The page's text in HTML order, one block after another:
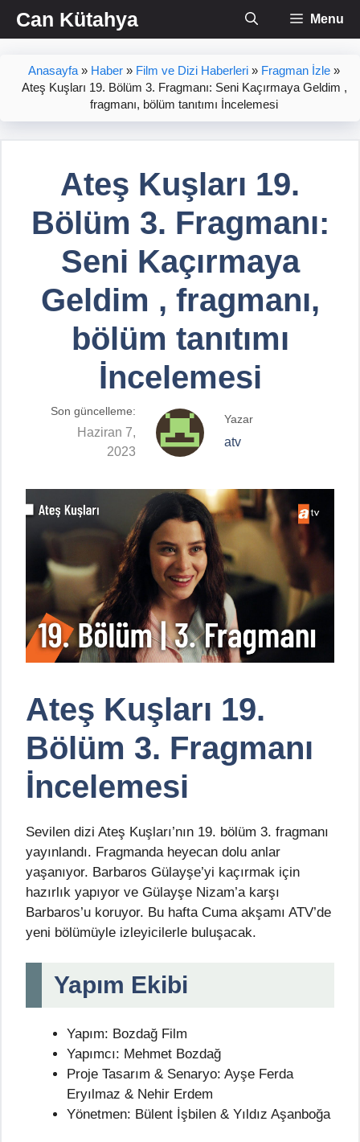
İçeriğe
atlaCan Kütahya Menu
Anasayfa » Haber » Film ve Dizi Haberleri » Fragman İzle »
Ateş Kuşları 19. Bölüm 3. Fragmanı: Seni Kaçırmaya Geldim ,
fragmanı, bölüm tanıtımı İncelemesi
Ateş Kuşları 19.
Bölüm 3. Fragmanı:
Seni Kaçırmaya
Geldim , fragmanı,
bölüm tanıtımı
İncelemesi
Son güncelleme:
Haziran 7,
2023
Yazar
atv
Ateş Kuşları 19.
Bölüm 3. Fragmanı
İncelemesi
Sevilen dizi Ateş Kuşları’nın 19. bölüm 3. fragmanı
yayınlandı. Fragmanda heyecan dolu anlar
yaşanıyor. Barbaros Gülayşe’yi kaçırmak için
hazırlık yapıyor ve Gülayşe Nizam’a karşı
Barbaros’u koruyor. Bu hafta Cuma akşamı ATV’de
yeni bölümüyle izleyicilerle buluşacak.
Yapım Ekibi
Yapım: Bozdağ Film
Yapımcı: Mehmet Bozdağ
Proje Tasarım & Senaryo: Ayşe Ferda
Eryılmaz & Nehir Erdem
Yönetmen: Bülent İşbilen & Yıldız Aşanboğa